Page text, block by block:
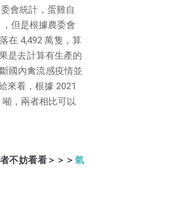
委會統計，蛋雞自
但是根據農委會
在 4,492 萬隻，算
是去計算有生產的
國內禽流感疫情並
來看，根據 2021
，兩者相比可以
不妨看看＞＞＞氣